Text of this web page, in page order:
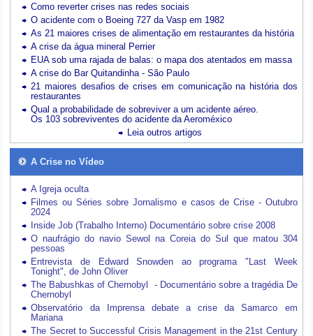
Como reverter crises nas redes sociais
O acidente com o Boeing 727 da Vasp em 1982
As 21 maiores crises de alimentação em restaurantes da história
A crise da água mineral Perrier
EUA sob uma rajada de balas: o mapa dos atentados em massa
A crise do Bar Quitandinha - São Paulo
21 maiores desafios de crises em comunicação na história dos
restaurantes
Qual a probabilidade de sobreviver a um acidente aéreo.
Os 103 sobreviventes do acidente da Aeroméxico
Leia outros artigos
A Crise no Vídeo
A Igreja oculta
Filmes ou Séries sobre Jornalismo e casos de Crise - Outubro
2024
Inside Job (Trabalho Interno) Documentário sobre crise 2008
O naufrágio do navio Sewol na Coreia do Sul que matou 304
pessoas
Entrevista de Edward Snowden ao programa "Last Week
Tonight", de John Oliver
The Babushkas of Chernobyl - Documentário sobre a tragédia De
Chernobyl
Observatório da Imprensa debate a crise da Samarco em
Mariana
The Secret to Successful Crisis Management in the 21st Century